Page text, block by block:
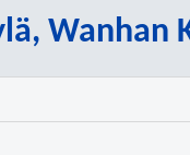
Wanhan